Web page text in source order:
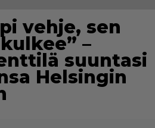
vehje, sen
–
suuntasi
Helsingin